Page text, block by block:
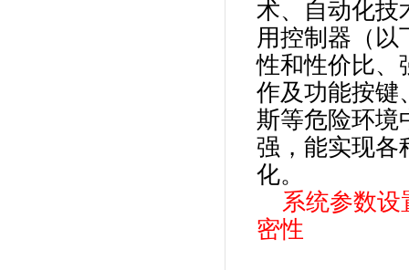
术、自动化技
用控制器（以
性和性价比、
作及功能按键
斯等危险环境
强，能实现各
化。
系统参数
密性